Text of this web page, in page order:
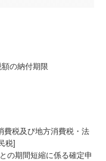
の納付期限
費税及び地方消費税・法
税]
の期間短縮に係る確定申